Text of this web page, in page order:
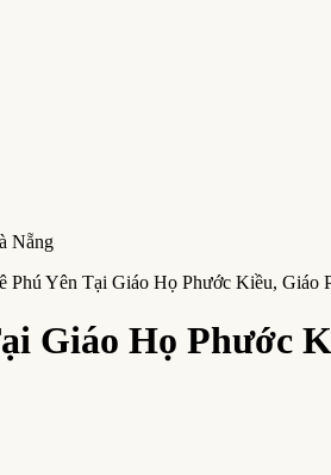
Phú Yên Tại Giáo Họ Phước Kiều, Giáo
Giáo Họ Phước